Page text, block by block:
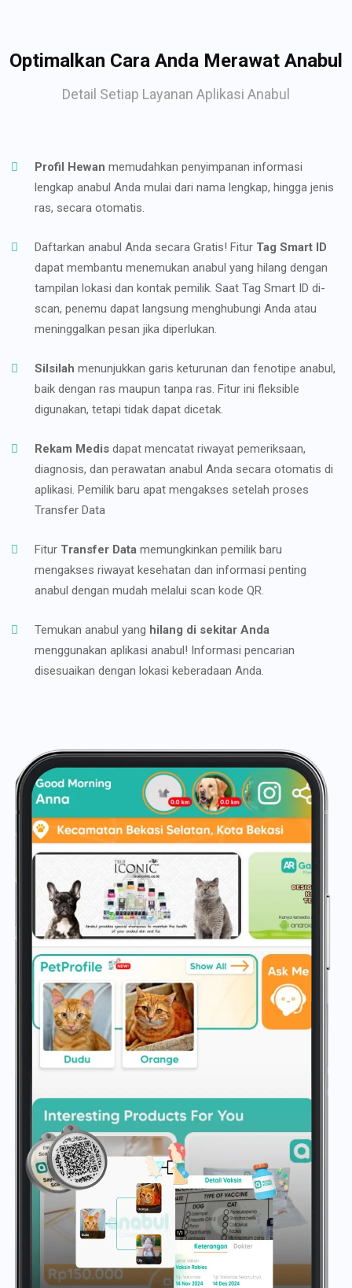
Optimalkan Cara Anda Merawat Anabul
Detail Setiap Layanan Aplikasi Anabul
Profil Hewan memudahkan penyimpanan informasi
lengkap anabul Anda mulai dari nama lengkap, hingga jenis
ras, secara otomatis.
Daftarkan anabul Anda secara Gratis! Fitur Tag Smart ID
dapat membantu menemukan anabul yang hilang dengan
tampilan lokasi dan kontak pemilik. Saat Tag Smart ID di-
scan, penemu dapat langsung menghubungi Anda atau
meninggalkan pesan jika diperlukan.
Silsilah menunjukkan garis keturunan dan fenotipe anabul,
baik dengan ras maupun tanpa ras. Fitur ini fleksible
digunakan, tetapi tidak dapat dicetak.
Rekam Medis dapat mencatat riwayat pemeriksaan,
diagnosis, dan perawatan anabul Anda secara otomatis di
aplikasi. Pemilik baru apat mengakses setelah proses
Transfer Data
Fitur Transfer Data memungkinkan pemilik baru
mengakses riwayat kesehatan dan informasi penting
anabul dengan mudah melalui scan kode QR.
Temukan anabul yang hilang di sekitar Anda
menggunakan aplikasi anabul! Informasi pencarian
disesuaikan dengan lokasi keberadaan Anda.